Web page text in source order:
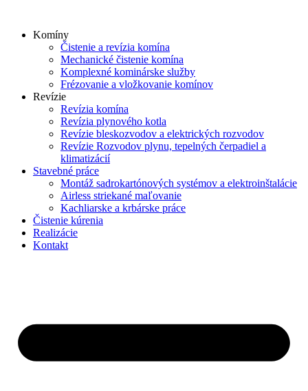
contentKomíny
Čistenie a revízia komína
Mechanické čistenie komína
Komplexné kominárske služby
Frézovanie a vložkovanie komínov
Revízie
Revízia komína
Revízia plynového kotla
Revízie bleskozvodov a elektrických rozvodov
Revízie Rozvodov plynu, tepelných čerpadiel a
klimatizácií
Stavebné práce
Montáž sadrokartónových systémov a elektroinštalácie
Airless striekané maľovanie
Kachliarske a krbárske práce
Čistenie kúrenia
Realizácie
Kontakt